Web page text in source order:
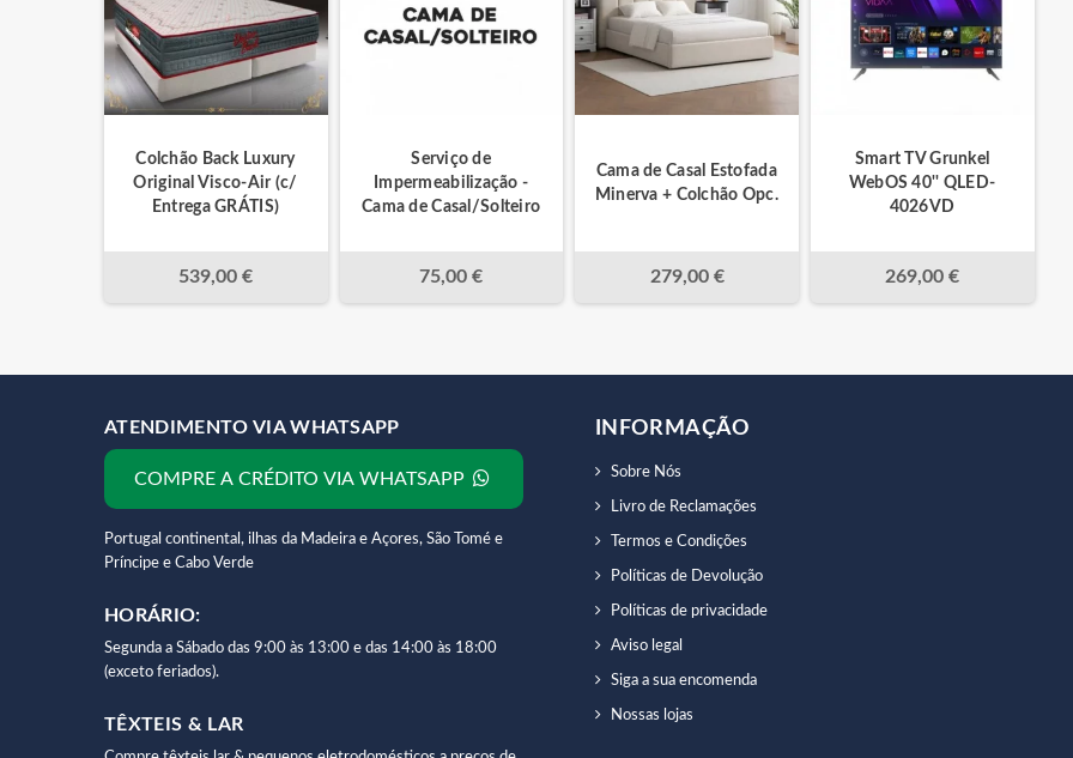
Colchão Back Luxury
Original Visco-Air (c/
Entrega GRÁTIS)
539,00 €
Serviço de
Impermeabilização -
Cama de Casal/Solteiro
75,00 €
Cama de Casal Estofada
Minerva + Colchão Opc.
279,00 €
Smart TV Grunkel
WebOS 40'' QLED-
4026VD
269,00 €
ATENDIMENTO VIA WHATSAPP
COMPRE A CRÉDITO VIA WHATSAPP
Portugal continental, ilhas da Madeira e Açores, São Tomé e
Príncipe e Cabo Verde
HORÁRIO:
Segunda a Sábado das 9:00 às 13:00 e das 14:00 às 18:00
(exceto feriados).
TÊXTEIS & LAR
INFORMAÇÃO
Sobre Nós
Livro de Reclamações
Termos e Condições
Políticas de Devolução
Políticas de privacidade
Aviso legal
Siga a sua encomenda
Nossas lojas